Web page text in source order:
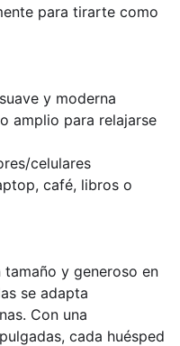
para tirarte como
y moderna
amplio para relajarse
celulares
café, libros o
y generoso en
se adapta
Con una
cada huésped